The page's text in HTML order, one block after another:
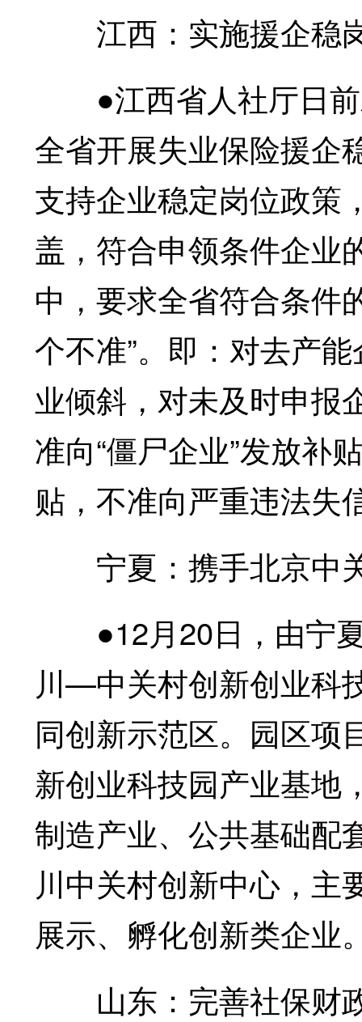
江西：实施援企稳
●江西省人社厅日前
全省开展失业保险援企
支持企业稳定岗位政策
盖，符合申领条件企业
中，要求全省符合条件
个不准”。即：对去产
业倾斜，对未及时申报
准向“僵尸企业”发放补
贴，不准向严重违法失
宁夏：携手北京中
●12月20日，由宁夏
川—中关村创新创业科
同创新示范区。园区项
新创业科技园产业基地
制造产业、公共基础配
川中关村创新中心，主
展示、孵化创新类企业
山东：完善社保财